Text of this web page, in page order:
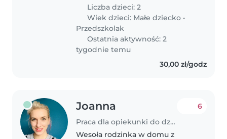
Liczba dzieci: 2
Wiek dzieci: Małe dziecko •
Przedszkolak
Ostatnia aktywność: 2
tygodnie temu
30,00 zł/godz
Joanna
Praca dla opiekunki do dziecka w Gliwice
6
Wesoła rodzinka w domu z